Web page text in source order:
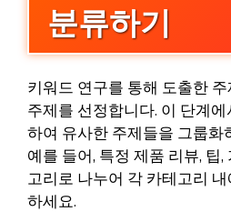
분류하기
키워드 연구를 통해 도출한
주제를 선정합니다. 이 단계
하여 유사한 주제들을 그룹화
예를 들어, 특정 제품 리뷰, 팁
고리로 나누어 각 카테고리
하세요.